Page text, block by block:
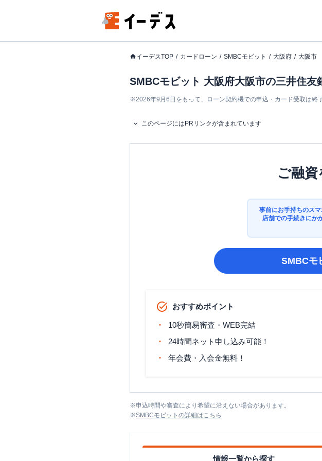
イーデスTOP カードローン SMBCモビット 大阪府 大阪市
SMBCモビット 大阪府大阪市の三井住友
※2026年9月6日をもって、ローン契約機での申込・カード受取は終了
このページにはPRリンクが含まれています
ご融資
事前にお手持ちのス
店舗での手続きにか
SMBCモ
おすすめポイント
10秒簡易審査・WEB完結
24時間ネット申し込み可能！
年会費・入会金無料！
※申込時間や審査により希望に沿えない場合があります。
※SMBCモビット の詳細はこちら
情報一覧から探す